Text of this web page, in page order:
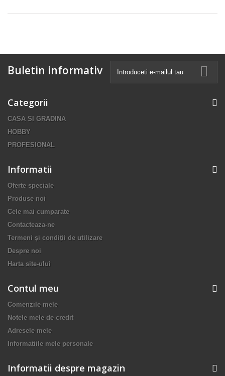
Buletin informativ
Categorii
CASA SI GRADINA
HOBBY
PROFESIONAL
Informatii
Oferte speciale
Produse noi
Cele mai cumparate
Contacteaza-ne
Termeni și condiții de utilizare
Despre noi
Harta site-ului
Contul meu
Comenzile mele
Notele mele de credit
Adresele mele
Informatiile mele personale
Informatii despre magazin